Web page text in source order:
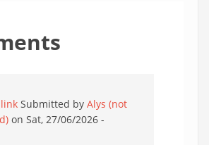
Submitted by Alys (not
on Sat, 27/06/2026 -